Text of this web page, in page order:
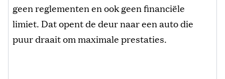
geen reglementen en ook geen financiële
limiet. Dat opent de deur naar een auto die
puur draait om maximale prestaties.